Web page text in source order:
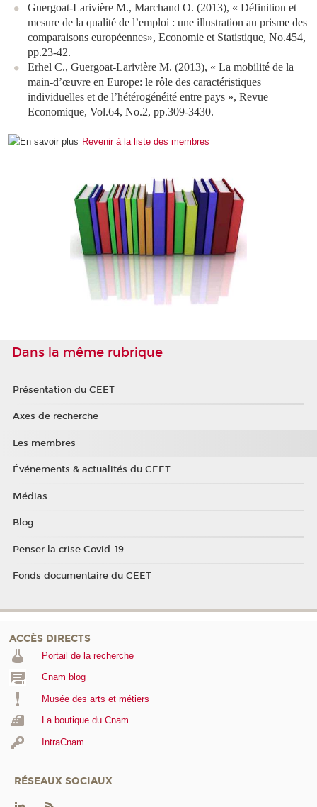
Guergoat-Larivière M., Marchand O. (2013), « Définition et
mesure de la qualité de l’emploi : une illustration au prisme des
comparaisons européennes», Economie et Statistique, No.454,
pp.23-42.
Erhel C., Guergoat-Larivière M. (2013), « La mobilité de la
main-d’œuvre en Europe: le rôle des caractéristiques
individuelles et de l’hétérogénéité entre pays », Revue
Economique, Vol.64, No.2, pp.309-3430.
Revenir à la liste des membres
Dans la même rubrique
Présentation du CEET
Axes de recherche
Les membres
Événements & actualités du CEET
Médias
Blog
Penser la crise Covid-19
Fonds documentaire du CEET
ACCÈS DIRECTS
Portail de la recherche
Cnam blog
Musée des arts et métiers
La boutique du Cnam
IntraCnam
RÉSEAUX SOCIAUX